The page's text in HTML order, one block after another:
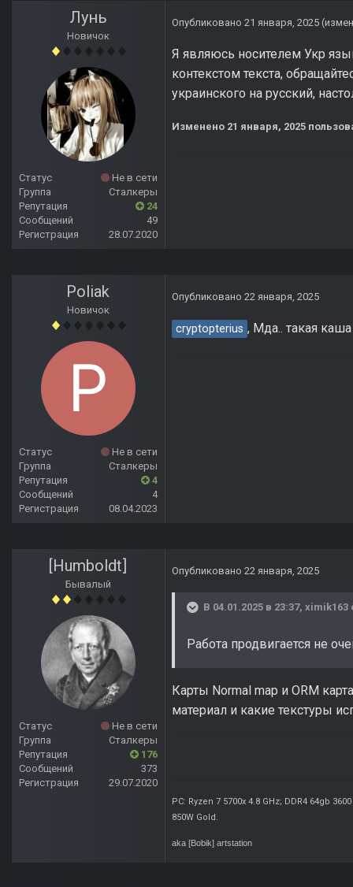
Лунь
Новичок
Статус
Не в сети
Группа
Сталкеры
Репутация
24
Сообщений
49
Регистрация
28.07.2020
Опубликовано 21 января, 2025
Я являюсь носителем Укр
контекстом текста,
украинского на русский,
Изменено 21 января, 2025
Poliak
Новичок
Статус
Не в сети
Группа
Сталкеры
Репутация
4
Сообщений
4
Регистрация
08.04.2023
Опубликовано 22 января, 2025
cryptopterius , Мда.. такая
[Humboldt]
Бывалый
Статус
Не в сети
Группа
Сталкеры
Репутация
176
Сообщений
373
Регистрация
29.07.2020
Опубликовано 22 января, 2025
В 04.01.2025 в 23:37, ximik163
Работа продвигается не
Карты Normal map и ORM
материал и какие текстуры
PC: Ryzen 7 5700x 4.8 GHz; DDR4 64gb
850W Gold .
aka [Bobik] artstation